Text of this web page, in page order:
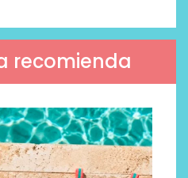
recomienda